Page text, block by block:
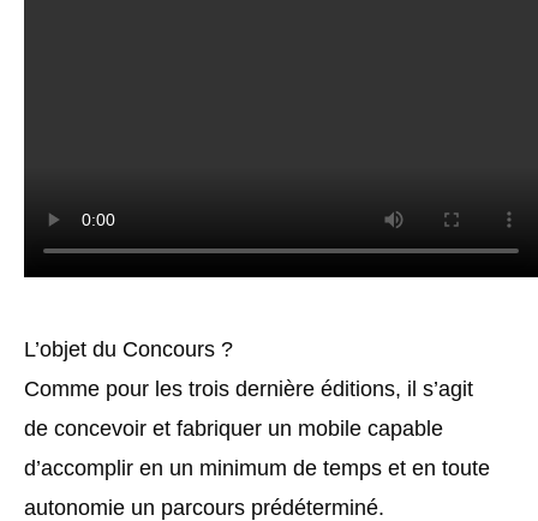
L’objet du Concours ?
Comme pour les trois dernière éditions, il s’agit
de concevoir et fabriquer un mobile capable
d’accomplir en un minimum de temps et en toute
autonomie un parcours prédéterminé.